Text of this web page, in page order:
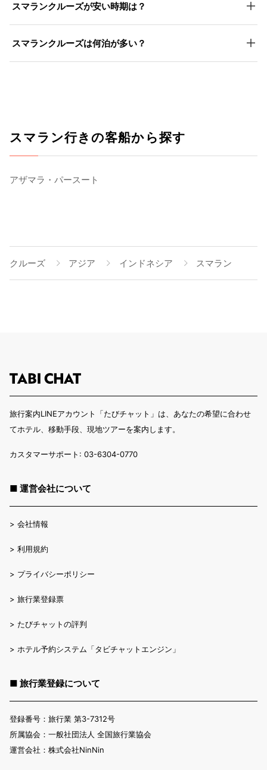
スマランクルーズが安い時期は？
スマランクルーズは何泊が多い？
スマラン行きの客船から探す
アザマラ・パースート
クルーズ アジア インドネシア スマラン
旅行案内LINEアカウント「たびチャット」は、あなたの希望に合わせ
てホテル、移動手段、現地ツアーを案内します。
カスタマーサポート: 03-6304-0770
■ 運営会社について
> 会社情報
> 利用規約
> プライバシーポリシー
> 旅行業登録票
> たびチャットの評判
> ホテル予約システム「タビチャットエンジン」
■ 旅行業登録について
登録番号：旅行業 第3-7312号
所属協会：一般社団法人 全国旅行業協会
運営会社：株式会社NinNin